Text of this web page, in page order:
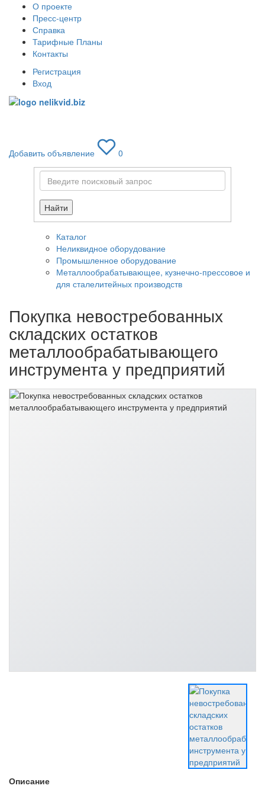
О проекте
Пресс-центр
Справка
Тарифные Планы
Контакты
Регистрация
Вход
Добавить объявление
0
Найти
Каталог
Неликвидное оборудование
Промышленное оборудование
Металлообрабатывающее, кузнечно-прессовое и
для сталелитейных производств
Покупка невостребованных
складских остатков
металлообрабатывающего
инструмента у предприятий
Описание